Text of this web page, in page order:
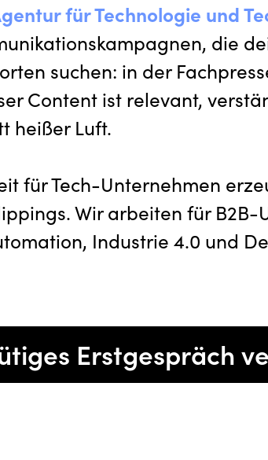
für Technologie und
die
suchen: in der
Content ist relevant,
heißer Luft.
für Tech-Unternehmen
Wir arbeiten für B2B-
Industrie 4.0 und
Erstgespräch